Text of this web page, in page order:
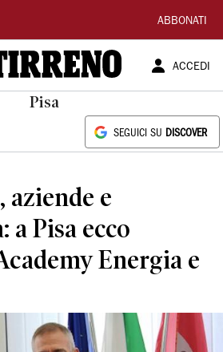
ABBONATI
ACCEDI
Pisa
SEGUICI SU DISCOVER
aziende e
Pisa ecco
Energia e